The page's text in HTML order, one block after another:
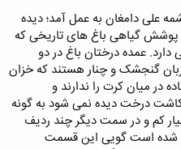
علی دامغان به عمل آمد؛ دیده
گیاهی باغ های تاریخی که
عمده درختان باغ در دو
گنجشک و چنار هستند که خزان
در میان کرت را ندارند و
درخت دیده نمی شود به گونه
کم و در سمت دیگر چند ردیف
شده است گویی این قسمت